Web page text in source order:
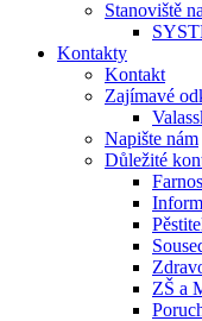
Stanoviště
Kontakty
Kontakt
Zajímavé
Napište nám
Důležité
ZŠ a